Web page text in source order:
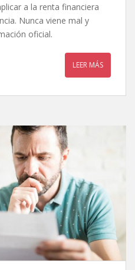
a la renta financiera
Nunca viene mal y
oficial.
LEER MÁS